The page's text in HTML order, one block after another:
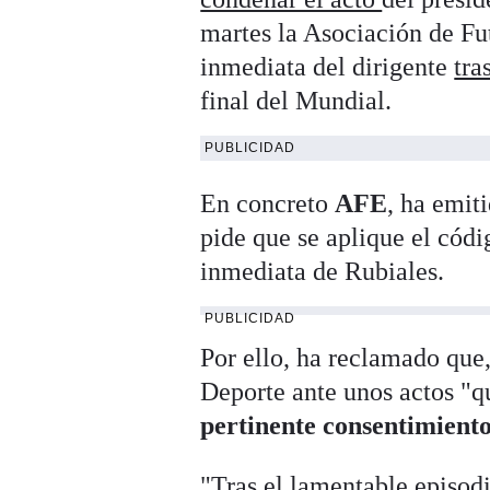
martes la Asociación de
inmediata del dirigente
final del Mundial.
PUBLICIDAD
En concretoAFE, ha
pide que se aplique el
inmediata de Rubiales.
PUBLICIDAD
Por ello, ha reclamado
Deporte ante unos actos
pertinente